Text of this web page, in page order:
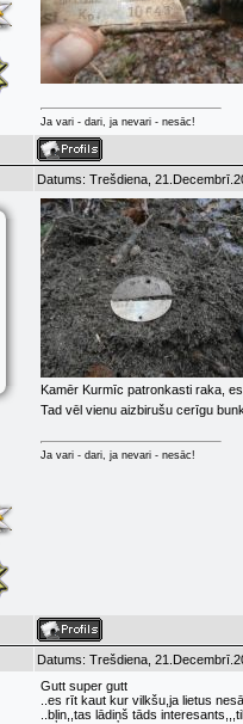
Ja vari - dari, ja nevari - nesāc!
Datums: Trešdiena,
Kamēr Kurmīc patronkasti raka,
Tad vēl vienu aizbirušu cerīgu
Ja vari - dari, ja nevari - nesāc!
Datums: Trešdiena,
Gutt super gutt
..es rīt kaut kur vilkšu,ja lietus
..bļin,,tas lādiņš tāds